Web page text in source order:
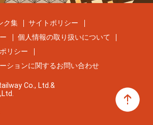
ク集
サイトポリシー
個人情報の取り扱いについて
リシー
ションに関するお問い合わせ
Co., Ltd.&